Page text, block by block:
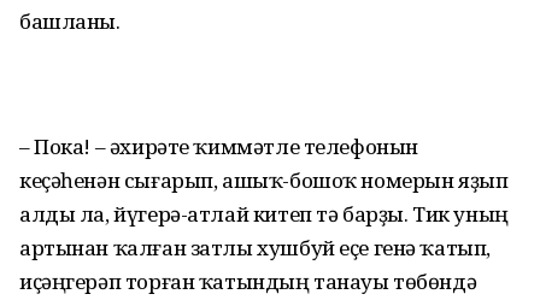
башланы.
– Пока! – әхирәте ҡиммәтле телефонын
кеҫәһенән сығарып, ашыҡ-бошоҡ номерын яҙып
алды ла, йүгерә-атлай китеп тә барҙы. Тик уның
артынан ҡалған затлы хушбуй еҫе генә ҡатып,
иҫәңгерәп торған ҡатындың танауы төбөндә